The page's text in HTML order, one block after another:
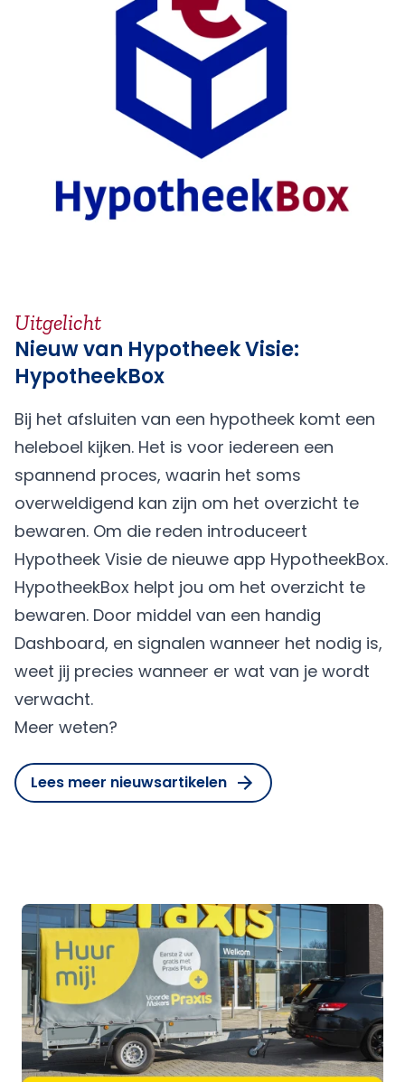
Uitgelicht
Nieuw van Hypotheek Visie:
HypotheekBox
Bij het afsluiten van een hypotheek komt een
heleboel kijken. Het is voor iedereen een
spannend proces, waarin het soms
overweldigend kan zijn om het overzicht te
bewaren. Om die reden introduceert
Hypotheek Visie de nieuwe app HypotheekBox.
HypotheekBox helpt jou om het overzicht te
bewaren. Door middel van een handig
Dashboard, en signalen wanneer het nodig is,
weet jij precies wanneer er wat van je wordt
verwacht.
Meer weten?
Lees meer nieuwsartikelen